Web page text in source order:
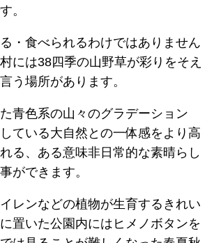
。
・食べられるわけではありません
には38四季の山野草が彩りをそえ
う場所があります。
青色系の山々のグラデーション
ている大自然との一体感をより高
る、ある意味非日常的な素晴らし
ができます。
レンなどの植物が生育するきれい
置いた公園内にはヒメノボタンを